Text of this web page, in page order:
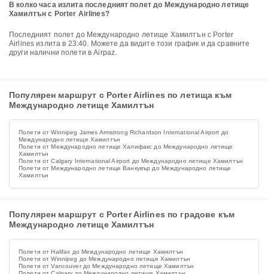
В колко часа излита последният полет до Международно летище
Хамилтън с Porter Airlines?
Последният полет до Международно летище Хамилтън с Porter
Airlines излита в 23:40. Можете да видите този график и да сравните
други налични полети в Airpaz.
Популярен маршрут с Porter Airlines по летища към
Международно летище Хамилтън
Полети от Winnipeg James Armstrong Richardson International Airport до
Международно летище Хамилтън
Полети от Международно летище Халифакс до Международно летище
Хамилтън
Полети от Calgary International Airport до Международно летище Хамилтън
Полети от Международно летище Ванкувър до Международно летище
Хамилтън
Популярен маршрут с Porter Airlines по градове към
Международно летище Хамилтън
Полети от Halifax до Международно летище Хамилтън
Полети от Winnipeg до Международно летище Хамилтън
Полети от Vancouver до Международно летище Хамилтън